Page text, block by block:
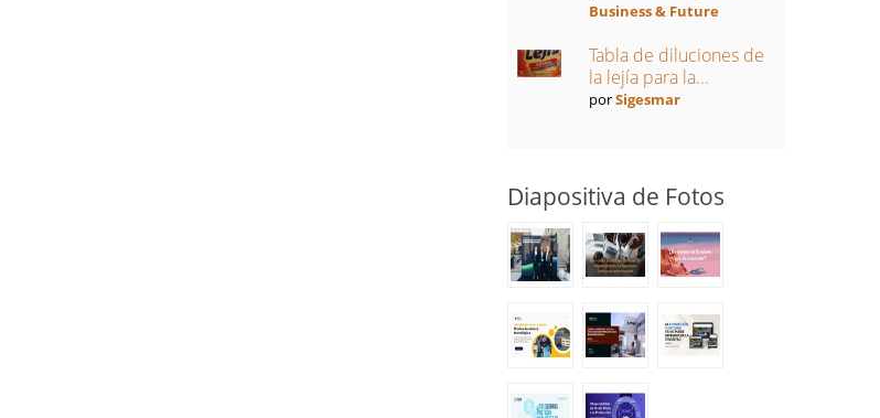
Business & Future
Tabla de diluciones de
la lejía para la...
porSigesmar
Diapositiva de Fotos